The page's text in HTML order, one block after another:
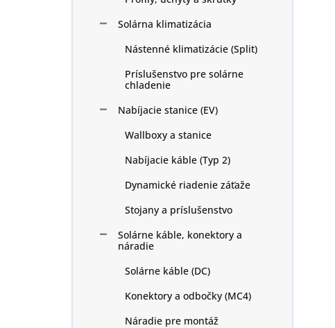
Solárna klimatizácia
Nástenné klimatizácie (Split)
Príslušenstvo pre solárne
chladenie
Nabíjacie stanice (EV)
Wallboxy a stanice
Nabíjacie káble (Typ 2)
Dynamické riadenie záťaže
Stojany a príslušenstvo
Solárne káble, konektory a
náradie
Solárne káble (DC)
Konektory a odbočky (MC4)
Náradie pre montáž